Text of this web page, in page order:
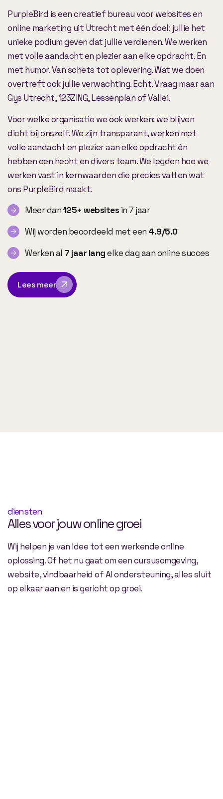
PurpleBird is een creatief bureau voor websites en
online marketing uit Utrecht met één doel: jullie het
unieke podium geven dat jullie verdienen. We werken
met volle aandacht en plezier aan elke opdracht. En
met humor. Van schets tot oplevering. Wat we doen
overtreft ook jullie verwachting. Echt. Vraag maar aan
Gys Utrecht, 123ZING, Lessenplan of Vallei.
Voor welke organisatie we ook werken: we blijven
dicht bij onszelf. We zijn transparant, werken met
volle aandacht en plezier aan elke opdracht én
hebben een hecht en divers team. We legden hoe we
werken vast in kernwaarden die precies vatten wat
ons PurpleBird maakt.
Meer dan125+ websites in 7 jaar
Wij worden beoordeeld met een 4.9/5.0
Werken al 7 jaar langelke dag aan online succes
Lees meer
diensten
Alles voor jouw online groei
Wij helpen je van idee tot een werkende online
oplossing. Of het nu gaat om een cursusomgeving,
website, vindbaarheid of AI ondersteuning, alles sluit
op elkaar aan en is gericht op groei.